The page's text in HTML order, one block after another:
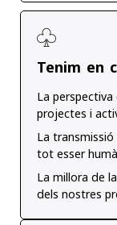
Tenim en
La
projectes i
La transmissió
tot esser
La millora de
dels nostres